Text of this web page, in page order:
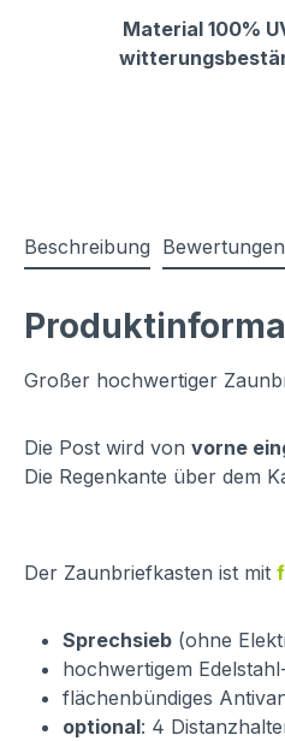
Material 100%
Beschreibung Bewertungen
Großer hochwertiger
Die Post wird von vorne
Die Regenkante über dem
Der Zaunbriefkasten ist mit
Sprechsieb (ohne
hochwertigem
flächenbündiges
optional: 4